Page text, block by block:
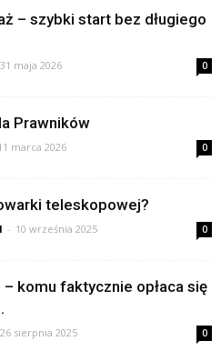
– szybki start bez długiego
31 maja 2026 0
Prawników
marca 2026 0
teleskopowej?
- 10 września 2025 0
komu faktycznie opłaca się
26 sierpnia 2025 0